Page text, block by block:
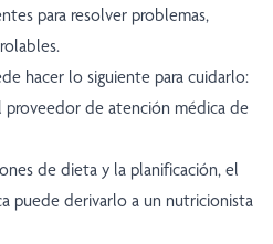
para resolver problemas,
hacer lo siguiente para cuidarlo:
proveedor de atención médica de
de dieta y la planificación, el
puede derivarlo a un nutricionista